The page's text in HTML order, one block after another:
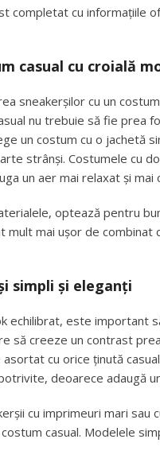
completat cu informațiile
casual cu croială
sneakerșilor cu un
nu trebuie să fie prea
un costum cu o jachetă
strânși. Costumele cu
un aer mai relaxat și mai
optează pentru
mult mai ușor de combinat
simpli și eleganți
echilibrat, este important
să creeze un contrast
cu orice ținută
deoarece adaugă
cu imprimeuri mari
casual. Modelele